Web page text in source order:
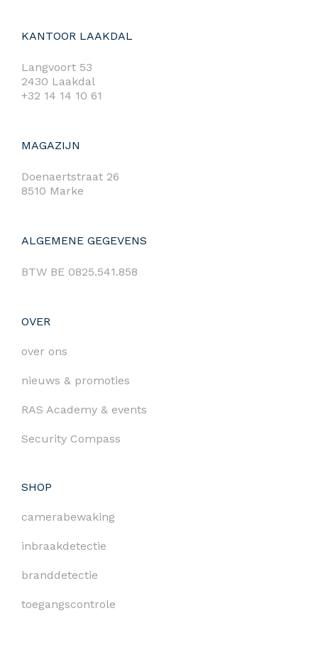
KANTOOR LAAKDAL
Langvoort 53
2430 Laakdal
+32 14 14 10 61
MAGAZIJN
Doenaertstraat 26
8510 Marke
ALGEMENE GEGEVENS
BTW BE 0825.541.858
OVER
over ons
nieuws & promoties
RAS Academy & events
Security Compass
SHOP
camerabewaking
inbraakdetectie
branddetectie
toegangscontrole